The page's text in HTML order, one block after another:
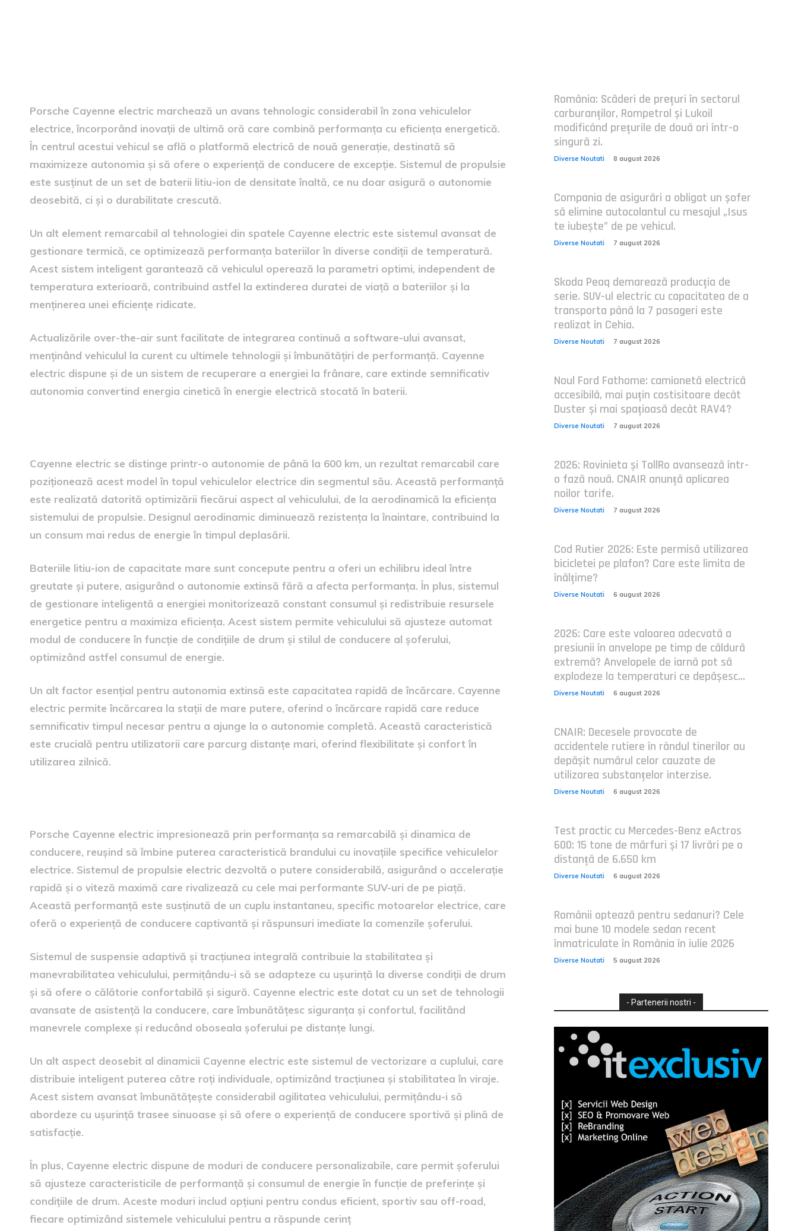
Porsche Cayenne electric marchează un avans tehnologic considerabil în zona vehiculelor
electrice, încorporând inovații de ultimă oră care combină performanța cu eficiența energetică.
În centrul acestui vehicul se află o platformă electrică de nouă generație, destinată să
maximizeze autonomia și să ofere o experiență de conducere de excepție. Sistemul de propulsie
este susținut de un set de baterii litiu-ion de densitate înaltă, ce nu doar asigură o autonomie
deosebită, ci și o durabilitate crescută.
Un alt element remarcabil al tehnologiei din spatele Cayenne electric este sistemul avansat de
gestionare termică, ce optimizează performanța bateriilor în diverse condiții de temperatură.
Acest sistem inteligent garantează că vehiculul operează la parametri optimi, independent de
temperatura exterioară, contribuind astfel la extinderea duratei de viață a bateriilor și la
menținerea unei eficiențe ridicate.
Actualizările over-the-air sunt facilitate de integrarea continuă a software-ului avansat,
menținând vehiculul la curent cu ultimele tehnologii și îmbunătățiri de performanță. Cayenne
electric dispune și de un sistem de recuperare a energiei la frânare, care extinde semnificativ
autonomia convertind energia cinetică în energie electrică stocată în baterii.
Cayenne electric se distinge printr-o autonomie de până la 600 km, un rezultat remarcabil care
poziționează acest model în topul vehiculelor electrice din segmentul său. Această performanță
este realizată datorită optimizării fiecărui aspect al vehiculului, de la aerodinamică la eficiența
sistemului de propulsie. Designul aerodinamic diminuează rezistența la înaintare, contribuind la
un consum mai redus de energie în timpul deplasării.
Bateriile litiu-ion de capacitate mare sunt concepute pentru a oferi un echilibru ideal între
greutate și putere, asigurând o autonomie extinsă fără a afecta performanța. În plus, sistemul
de gestionare inteligentă a energiei monitorizează constant consumul și redistribuie resursele
energetice pentru a maximiza eficiența. Acest sistem permite vehiculului să ajusteze automat
modul de conducere în funcție de condițiile de drum și stilul de conducere al șoferului,
optimizând astfel consumul de energie.
Un alt factor esențial pentru autonomia extinsă este capacitatea rapidă de încărcare. Cayenne
electric permite încărcarea la stații de mare putere, oferind o încărcare rapidă care reduce
semnificativ timpul necesar pentru a ajunge la o autonomie completă. Această caracteristică
este crucială pentru utilizatorii care parcurg distanțe mari, oferind flexibilitate și confort în
utilizarea zilnică.
Porsche Cayenne electric impresionează prin performanța sa remarcabilă și dinamica de
conducere, reușind să îmbine puterea caracteristică brandului cu inovațiile specifice vehiculelor
electrice. Sistemul de propulsie electric dezvoltă o putere considerabilă, asigurând o accelerație
rapidă și o viteză maximă care rivalizează cu cele mai performante SUV-uri de pe piață.
Această performanță este susținută de un cuplu instantaneu, specific motoarelor electrice, care
oferă o experiență de conducere captivantă și răspunsuri imediate la comenzile șoferului.
Sistemul de suspensie adaptivă și tracțiunea integrală contribuie la stabilitatea și
manevrabilitatea vehiculului, permițându-i să se adapteze cu ușurință la diverse condiții de drum
și să ofere o călătorie confortabilă și sigură. Cayenne electric este dotat cu un set de tehnologii
avansate de asistență la conducere, care îmbunătățesc siguranța și confortul, facilitând
manevrele complexe și reducând oboseala șoferului pe distanțe lungi.
Un alt aspect deosebit al dinamicii Cayenne electric este sistemul de vectorizare a cuplului, care
distribuie inteligent puterea către roți individuale, optimizând tracțiunea și stabilitatea în viraje.
Acest sistem avansat îmbunătățește considerabil agilitatea vehiculului, permițându-i să
abordeze cu ușurință trasee sinuoase și să ofere o experiență de conducere sportivă și plină de
satisfacție.
În plus, Cayenne electric dispune de moduri de conducere personalizabile, care permit șoferului
să ajusteze caracteristicile de performanță și consumul de energie în funcție de preferințe și
condițiile de drum. Aceste moduri includ opțiuni pentru condus eficient, sportiv sau off-road,
fiecare optimizând sistemele vehiculului pentru a răspunde cerinț
România: Scăderi de prețuri în sectorul
carburanților, Rompetrol și Lukoil
modificând prețurile de două ori într-o
singură zi.
Diverse Noutati 8 august 2026
Compania de asigurări a obligat un șofer
să elimine autocolantul cu mesajul „Isus
te iubește” de pe vehicul.
Diverse Noutati 7 august 2026
Skoda Peaq demarează producția de
serie. SUV-ul electric cu capacitatea de a
transporta până la 7 pasageri este
realizat în Cehia.
Diverse Noutati 7 august 2026
Noul Ford Fathome: camionetă electrică
accesibilă, mai puțin costisitoare decât
Duster și mai spațioasă decât RAV4?
Diverse Noutati 7 august 2026
2026: Rovinieta și TollRo avansează într-
o fază nouă. CNAIR anunță aplicarea
noilor tarife.
Diverse Noutati 7 august 2026
Cod Rutier 2026: Este permisă utilizarea
bicicletei pe plafon? Care este limita de
înălțime?
Diverse Noutati 6 august 2026
2026: Care este valoarea adecvată a
presiunii în anvelope pe timp de căldură
extremă? Anvelopele de iarnă pot să
explodeze la temperaturi ce depășesc...
Diverse Noutati 6 august 2026
CNAIR: Decesele provocate de
accidentele rutiere în rândul tinerilor au
depășit numărul celor cauzate de
utilizarea substanțelor interzise.
Diverse Noutati 6 august 2026
Test practic cu Mercedes-Benz eActros
600: 15 tone de mărfuri și 17 livrări pe o
distanță de 6.650 km
Diverse Noutati 6 august 2026
Românii optează pentru sedanuri? Cele
mai bune 10 modele sedan recent
înmatriculate în România în iulie 2026
Diverse Noutati 5 august 2026
- Partenerii nostri -